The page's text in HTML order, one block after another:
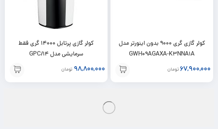
کولر گازی گری 9000 بدون اینورتر مدل
GWH09AGAXA-K3NNA1A
67,900,000 تومان
کولر گازی پرتابل 14000 گری فقط
سرمایشی مدل GPC/14
98,800,000 تومان